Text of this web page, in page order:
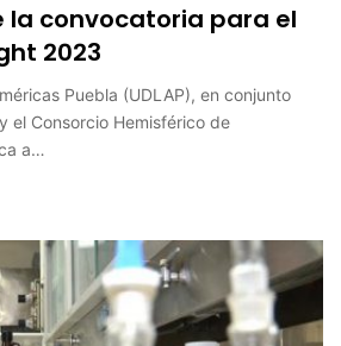
la convocatoria para el
2023
Puebla (UDLAP), en conjunto
el Consorcio Hemisférico de
a…